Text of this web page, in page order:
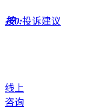
按0:投诉建议
线上
咨询